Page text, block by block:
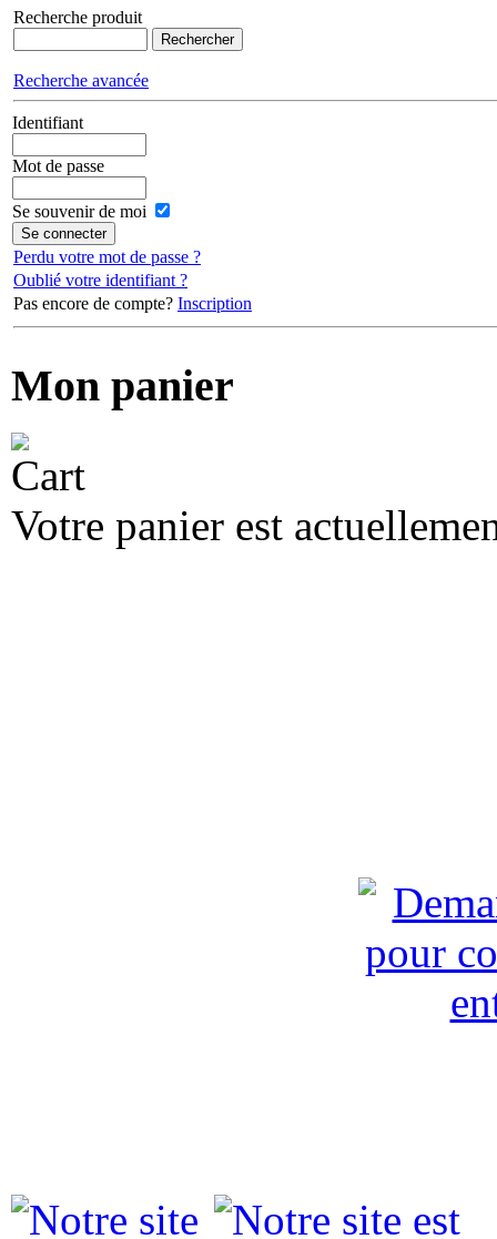
Recherche produit
Recherche avancée
Identifiant
Mot de passe
Se souvenir de moi
Perdu votre mot de passe ?
Oublié votre identifiant ?
Mon panier
Votre panier est